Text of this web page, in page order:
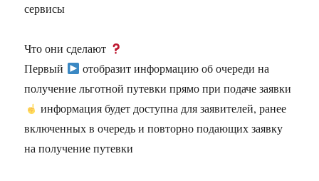
сервисы
Что они сделают
Первый
отобразит информацию об очереди на
получение льготной путевки прямо при подаче заявки
информация будет доступна для заявителей, ранее
включенных в очередь и повторно подающих заявку
на получение путевки